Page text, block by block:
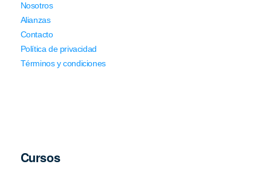
Nosotros
Alianzas
Contacto
Política de privacidad
Términos y condiciones
Cursos